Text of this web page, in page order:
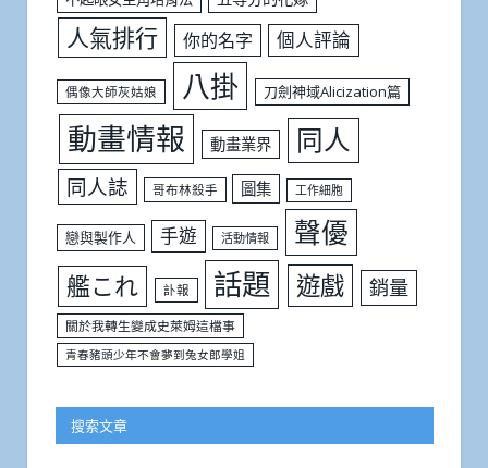
人氣排行 你的名字 個人評論
偶像大師灰姑娘 八掛 刀劍神域Alicization篇
動畫情報 動畫業界 同人
同人誌 哥布林殺手 圖集 工作細胞
戀與製作人 手遊 活動情報 聲優
艦これ 訃報 話題 遊戲 銷量
關於我轉生變成史萊姆這檔事
青春豬頭少年不會夢到兔女郎學姐
搜索文章